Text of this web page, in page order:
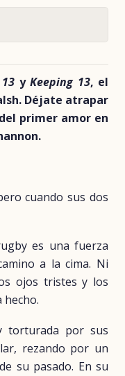
yKeeping 13, el
Déjate atrapar
primer amor en
cuando sus dos
es una fuerza
a la cima. Ni
ojos tristes y los
hecho.
torturada por sus
rezando por un
su pasado. En su